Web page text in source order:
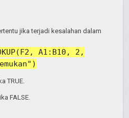
jika terjadi kesalahan dalam
A1:B10, 2,
TRUE.
FALSE.